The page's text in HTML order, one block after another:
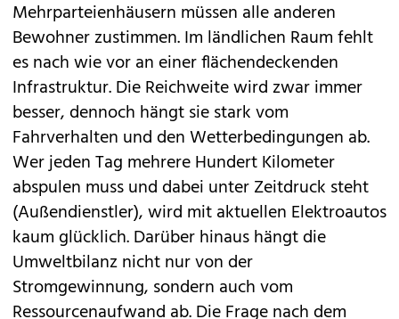
Mehrparteienhäusern müssen alle anderen
Bewohner zustimmen. Im ländlichen Raum fehlt
es nach wie vor an einer flächendeckenden
Infrastruktur. Die Reichweite wird zwar immer
besser, dennoch hängt sie stark vom
Fahrverhalten und den Wetterbedingungen ab.
Wer jeden Tag mehrere Hundert Kilometer
abspulen muss und dabei unter Zeitdruck steht
(Außendienstler), wird mit aktuellen Elektroautos
kaum glücklich. Darüber hinaus hängt die
Umweltbilanz nicht nur von der
Stromgewinnung, sondern auch vom
Ressourcenaufwand ab. Die Frage nach dem